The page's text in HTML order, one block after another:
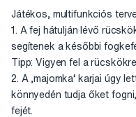
Játékos, multifunkciós
1. A fej hátulján lévő
segítenek a későbbi
Tipp: Vigyen fel a
2. A ‚majomka‘ karjai úgy
könnyedén tudja őket
fejét.